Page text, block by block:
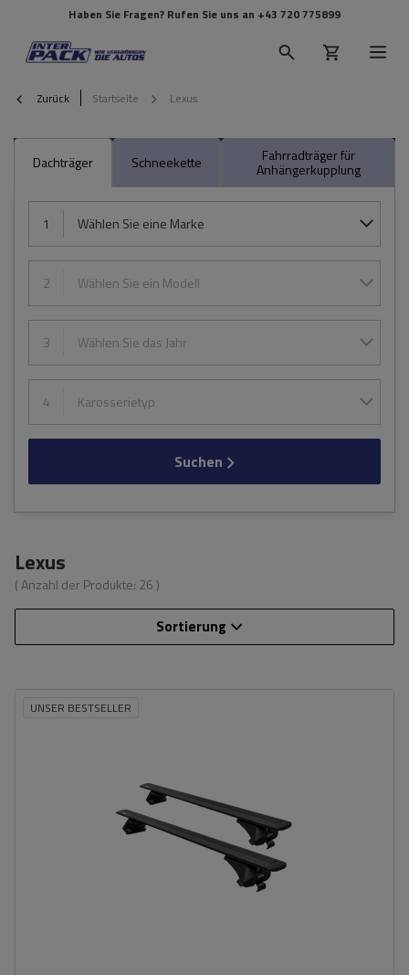
Haben Sie Fragen? Rufen Sie uns an +43 720 775899
Zurück Startseite Lexus
Dachträger Schneekette Fahrradträger für
Anhängerkupplung
1 Wählen Sie eine Marke
2 Wählen Sie ein Modell
3 Wählen Sie das Jahr
4 Karosserietyp
Suchen
Lexus
( Anzahl der Produkte: 26 )
Sortierung
UNSER BESTSELLER